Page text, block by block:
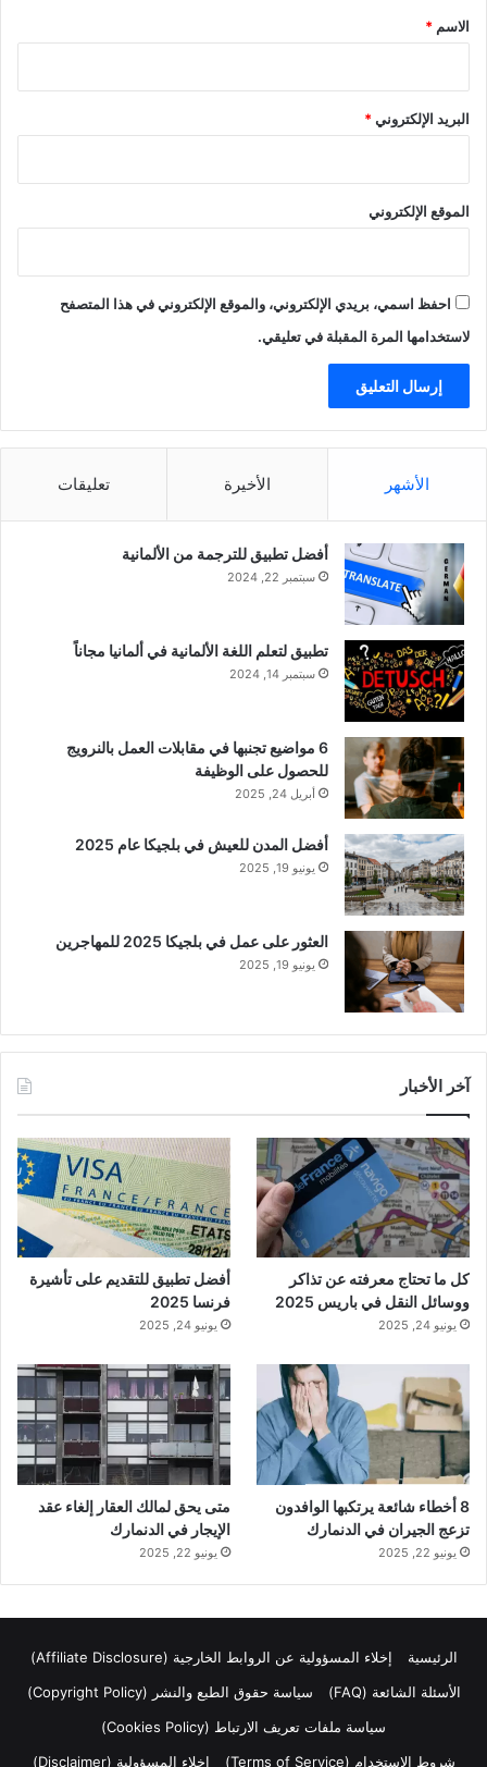
*
الاسم *
البريد الإلكتروني*
الموقع الإلكتروني
احفظ اسمي، بريدي الإلكتروني، والموقع الإلكتروني في هذا المتصفح
لاستخدامها المرة المقبلة في تعليقي.
الأشهر الأخيرة تعليقات
أفضل تطبيق للترجمة من الألمانية
سبتمبر 22, 2024
تطبيق لتعلم اللغة الألمانية في ألمانيا مجاناً
سبتمبر 14, 2024
6 مواضيع تجنبها في مقابلات العمل بالنرويج
للحصول على الوظيفة
أبريل 24, 2025
أفضل المدن للعيش في بلجيكا عام 2025
يونيو 19, 2025
العثور على عمل في بلجيكا 2025 للمهاجرين
يونيو 19, 2025
آخر الأخبار
كل ما تحتاج معرفته عن تذاكر
ووسائل النقل في باريس 2025
يونيو 24, 2025
أفضل تطبيق للتقديم على تأشيرة
فرنسا 2025
يونيو 24, 2025
8 أخطاء شائعة يرتكبها الوافدون
تزعج الجيران في الدنمارك
يونيو 22, 2025
متى يحق لمالك العقار إلغاء عقد
الإيجار في الدنمارك
يونيو 22, 2025
الرئيسية
إخلاء المسؤولية عن الروابط الخارجية (Affiliate Disclosure)
الأسئلة الشائعة (FAQ)
سياسة حقوق الطبع والنشر (Copyright Policy)
سياسة ملفات تعريف الارتباط (Cookies Policy)
شروط الاستخدام (Terms of Service)
إخلاء المسؤولية (Disclaimer)